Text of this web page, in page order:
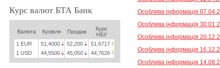
Курс валют БТА Банк
Валюта Купівля Продаж
Курс
НБУ
1 EUR
51,4000 52,200
51,6717
1 USD
44,5500 45,050 44,7626
Особлива інформація
Особлива інформація
Особлива інформація
Особлива інформація
Особлива інформація